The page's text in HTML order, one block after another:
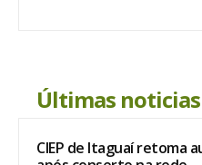
Últimas noticias
CIEP de Itaguaí retoma